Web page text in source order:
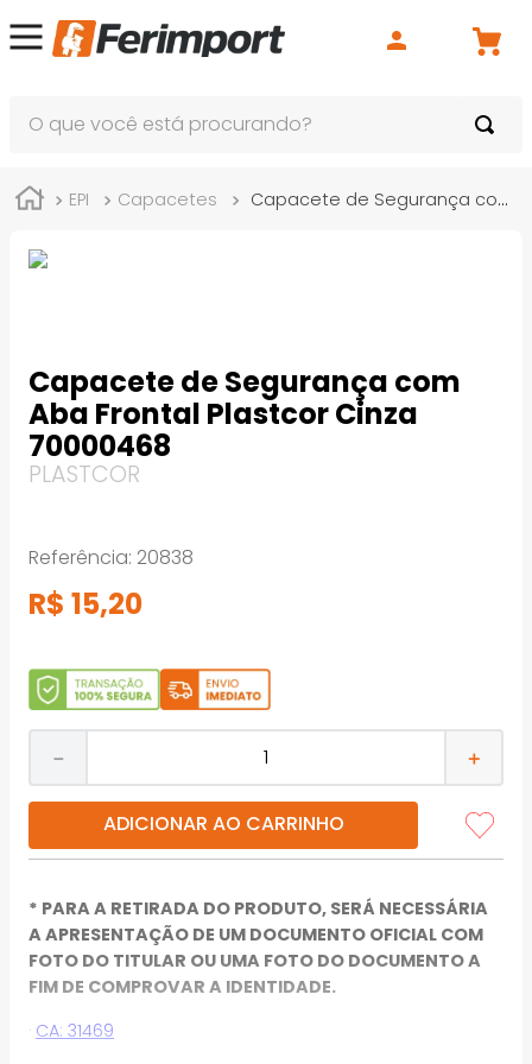
EPI Capacetes Capacete de Segurança com Aba Frontal Plastcor Cinza 70000468
Capacete de Segurança com
Aba Frontal Plastcor Cinza
70000468
PLASTCOR
Referência: 20838
R$ 15,20
＋
－
ADICIONAR AO CARRINHO
* PARA A RETIRADA DO PRODUTO, SERÁ NECESSÁRIA
A APRESENTAÇÃO DE UM DOCUMENTO OFICIAL COM
FOTO DO TITULAR OU UMA FOTO DO DOCUMENTO A
FIM DE COMPROVAR A IDENTIDADE.
· CA: 31469